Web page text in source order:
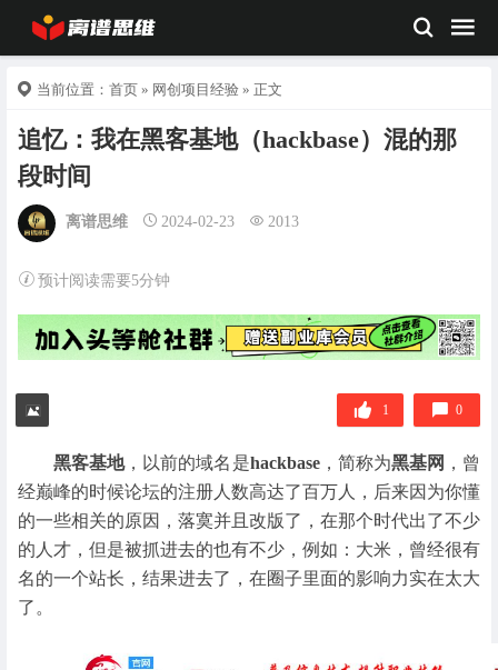
当前位置： 首页 » 网创项目经验 » 正文
追忆：我在黑客基地（hackbase）混的那
段时间
离谱思维 2024-02-23 2013
预计阅读需要5分钟
1 0
黑客基地，以前的域名是hackbase，简称为黑基网 ，曾
经巅峰的时候论坛的注册人数高达了百万人，后来因为你懂
的一些相关的原因，落寞并且改版了，在那个时代出了不少
的人才，但是被抓进去的也有不少，例如：大米，曾经很有
名的一个站长，结果进去了，在圈子里面的影响力实在太大
了。